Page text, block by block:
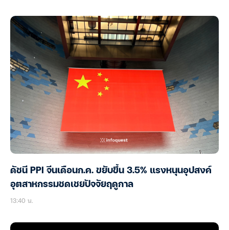
ดัชนี PPI จีนเดือนก.ค. ขยับขึ้น 3.5% แรงหนุนอุปสงค์
อุตสาหกรรมชดเชยปัจจัยฤดูกาล
13:40 น.